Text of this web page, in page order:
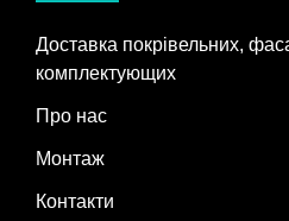
Доставка покрівельних,
комплектующих
Про нас
Монтаж
Контакти